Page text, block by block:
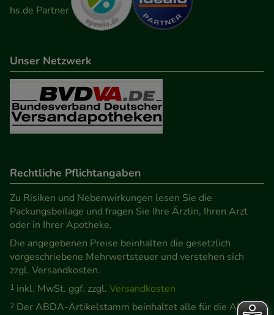
Unser Netzwerk
Rechtliche Pflichtangaben
Zu Risiken und Nebenwirkungen lesen Sie die
Packungsbeilage und fragen Sie Ihre Ärztin, Ihren Arzt
oder in Ihrer Apotheke.
Die angegebenen Preise beinhalten die gesetzlich
vorgeschriebene Mehrwertsteuer und verstehen sich
zzgl. Versandkosten.
1 inkl. MwSt. ggf. zzgl. Versandkosten
2 Der ABDA-Artikelstamm beinhaltet alle für die Abgabe